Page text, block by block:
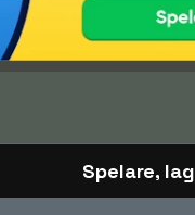
Spelare, lag